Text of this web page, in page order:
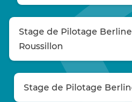
Stage de Pilotage
Roussillon
Stage de Pilotage